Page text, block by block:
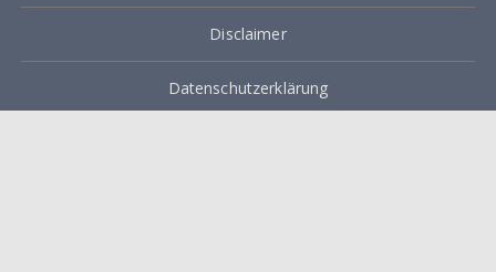
Disclaimer
Datenschutzerklärung